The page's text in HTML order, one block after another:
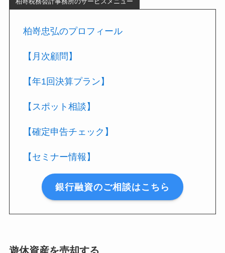
柏嵜忠弘のプロフィール
【月次顧問】
【年1回決算プラン】
【スポット相談】
【確定申告チェック】
【セミナー情報】
銀行融資のご相談はこちら
遊休資産を売却する